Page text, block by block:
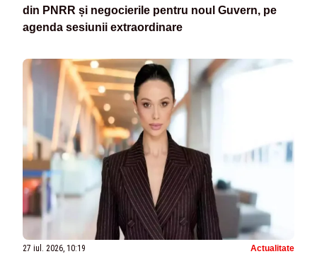
din PNRR și negocierile pentru noul Guvern, pe
agenda sesiunii extraordinare
27 iul. 2026, 10:19 Actualitate